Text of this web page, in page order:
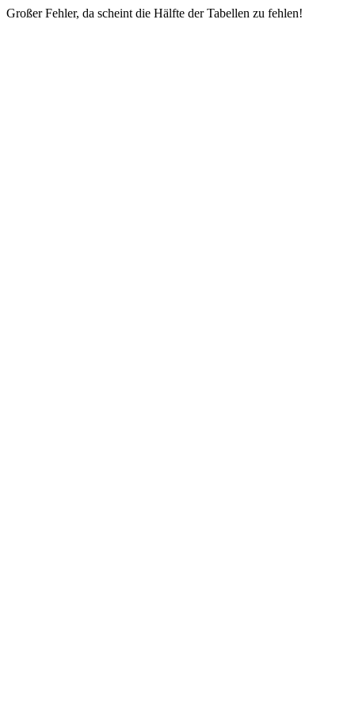
Großer Fehler, da scheint die Hälfte der Tabellen zu fehlen!